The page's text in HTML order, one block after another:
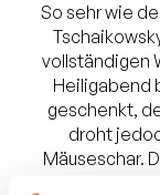
So sehr wie
vollständigen
Heiligabend
geschenkt,
droht
Mäuseschar.